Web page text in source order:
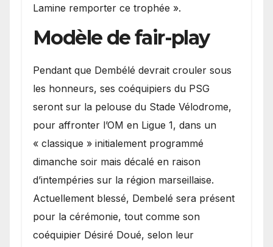
Lamine remporter ce trophée ».
Modèle de fair-play
Pendant que Dembélé devrait crouler sous
les honneurs, ses coéquipiers du PSG
seront sur la pelouse du Stade Vélodrome,
pour affronter l’OM en Ligue 1, dans un
« classique » initialement programmé
dimanche soir mais décalé en raison
d’intempéries sur la région marseillaise.
Actuellement blessé, Dembelé sera présent
pour la cérémonie, tout comme son
coéquipier Désiré Doué, selon leur